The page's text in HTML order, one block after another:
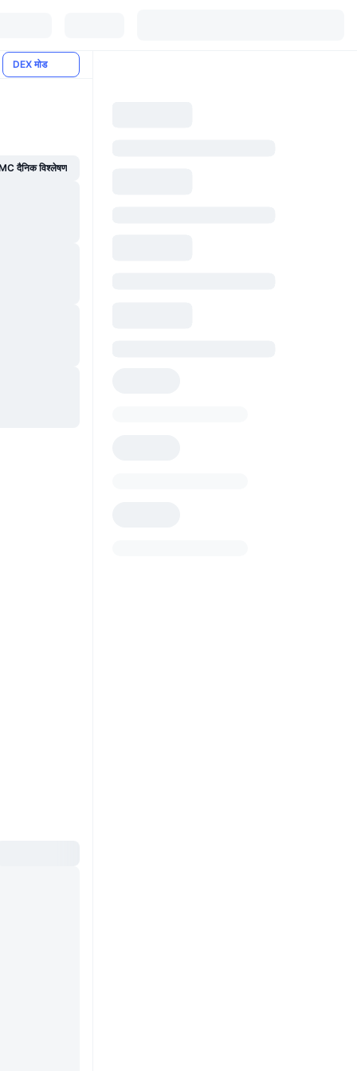
DEX मोड
दैनिक विश्लेषण